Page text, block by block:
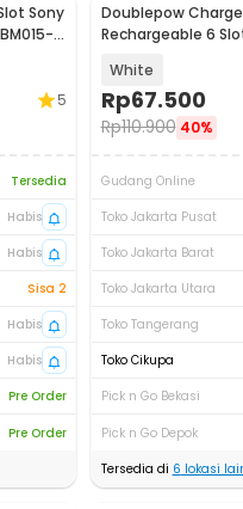
Sony
5
Tersedia
Habis
Habis
Sisa 2
Habis
Habis
Pre Order
Pre Order
Doublepow
Rechargeable 6
White
Rp67.500
Rp110.900 40%
Gudang Online
Toko Jakarta Pusat
Toko Jakarta Barat
Toko Jakarta Utara
Toko Tangerang
Toko Cikupa
Pick n Go Bekasi
Pick n Go Depok
Tersedia di 6 lokasi